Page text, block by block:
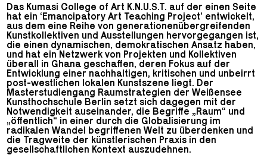
Das Kumasi College of Art K.N.U.S.T. auf der einen Seite
hat ein ‘Emancipatory Art Teaching Project’ entwickelt,
aus dem eine Reihe von generationenübergreifenden
Kunstkollektiven und Ausstellungen hervorgegangen ist,
die einen dynamischen, demokratischen Ansatz haben,
und hat ein Netzwerk von Projekten und Kollektiven
überall in Ghana geschaffen, deren Fokus auf der
Entwicklung einer nachhaltigen, kritischen und unbeirrt
post-westlichen lokalen Kunstszene liegt. Der
Masterstudiengang Raumstrategien der Weißensee
Kunsthochschule Berlin setzt sich dagegen mit der
Notwendigkeit auseinander, die Begriffe „Raum“ und
„öffentlich“ in einer durch die Globalisierung im
radikalen Wandel begriffenen Welt zu überdenken und
die Tragweite der künstlerischen Praxis in den
gesellschaftlichen Kontext auszudehnen.